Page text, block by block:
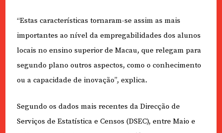
“Estas características tornaram-se assim as mais
importantes ao nível da empregabilidades dos alunos
locais no ensino superior de Macau, que relegam para
segundo plano outros aspectos, como o conhecimento
ou a capacidade de inovação”, explica.
Segundo os dados mais recentes da Direcção de
Serviços de Estatística e Censos (DSEC), entre Maio e